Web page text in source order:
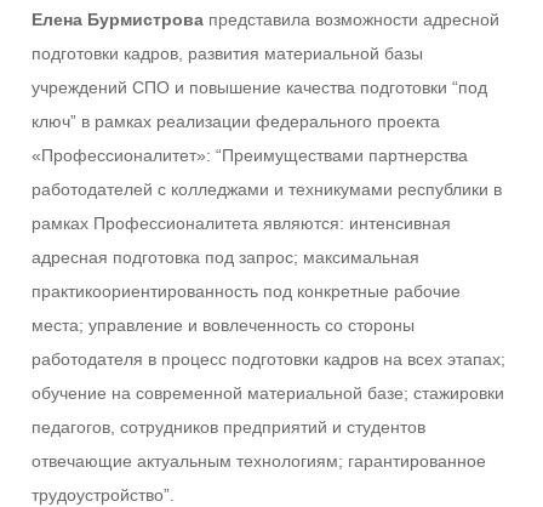
Елена Бурмистрова представила возможности адресной
подготовки кадров, развития материальной базы
учреждений СПО и повышение качества подготовки “под
ключ” в рамках реализации федерального проекта
«Профессионалитет»: “Преимуществами партнерства
работодателей с колледжами и техникумами республики в
рамках Профессионалитета являются: интенсивная
адресная подготовка под запрос; максимальная
практикоориентированность под конкретные рабочие
места; управление и вовлеченность со стороны
работодателя в процесс подготовки кадров на всех этапах;
обучение на современной материальной базе; стажировки
педагогов, сотрудников предприятий и студентов
отвечающие актуальным технологиям; гарантированное
трудоустройство”.